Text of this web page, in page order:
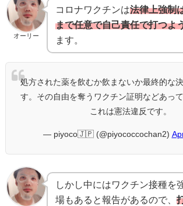
オーリー
コロナワクチンは法律上強制
まで任意で自己責任で打つよ
ます。
処方された薬を飲むか飲まないか最終的な
す。その自由を奪うワクチン証明などあっ
これは憲法違反です。
— piyoco🇯🇵 (@piyococcochan2)
しかし中にはワクチン接種を
場もあると報告があるので、